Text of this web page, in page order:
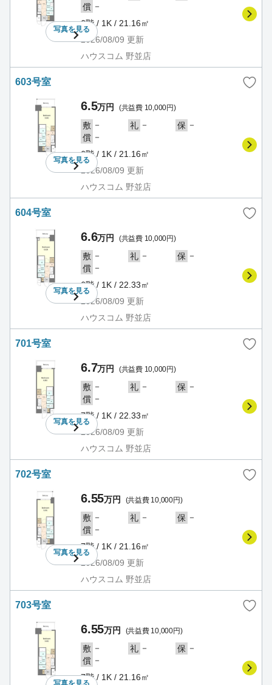
写真を見る
償 －
6階 / 1K / 21.16㎡
2026/08/09 更新
ハウスコム 野並店
603号室
写真を見る
6.5万円 (共益費 10,000円)
敷 － 礼 － 保 －
償 －
6階 / 1K / 21.16㎡
2026/08/09 更新
ハウスコム 野並店
604号室
写真を見る
6.6万円 (共益費 10,000円)
敷 － 礼 － 保 －
償 －
6階 / 1K / 22.33㎡
2026/08/09 更新
ハウスコム 野並店
701号室
写真を見る
6.7万円 (共益費 10,000円)
敷 － 礼 － 保 －
償 －
7階 / 1K / 22.33㎡
2026/08/09 更新
ハウスコム 野並店
702号室
写真を見る
6.55万円 (共益費 10,000円)
敷 － 礼 － 保 －
償 －
7階 / 1K / 21.16㎡
2026/08/09 更新
ハウスコム 野並店
703号室
写真を見る
6.55万円 (共益費 10,000円)
敷 － 礼 － 保 －
償 －
7階 / 1K / 21.16㎡